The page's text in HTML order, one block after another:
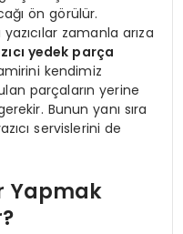
ön görülür.
zamanla arıza
yedek parça
kendimiz
parçaların yerine
Bunun yanı sıra
servislerini de
Yapmak